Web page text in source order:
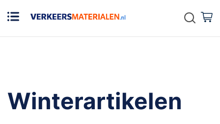
Zoek
Winterartikelen